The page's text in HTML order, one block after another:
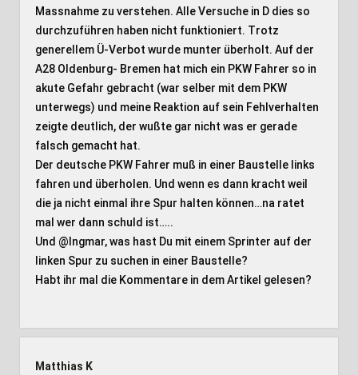
Massnahme zu verstehen. Alle Versuche in D dies so
durchzuführen haben nicht funktioniert. Trotz
generellem Ü-Verbot wurde munter überholt. Auf der
A28 Oldenburg- Bremen hat mich ein PKW Fahrer so in
akute Gefahr gebracht (war selber mit dem PKW
unterwegs) und meine Reaktion auf sein Fehlverhalten
zeigte deutlich, der wußte gar nicht was er gerade
falsch gemacht hat.
Der deutsche PKW Fahrer muß in einer Baustelle links
fahren und überholen. Und wenn es dann kracht weil
die ja nicht einmal ihre Spur halten können…na ratet
mal wer dann schuld ist…..
Und @Ingmar, was hast Du mit einem Sprinter auf der
linken Spur zu suchen in einer Baustelle?
Habt ihr mal die Kommentare in dem Artikel gelesen?
Matthias K